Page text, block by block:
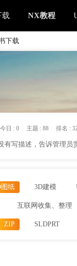
载 NX教程
下载
今日 : 0 主题 : 88 排名 :
有写描述，告诉管理员
纸 3D建模
互联网收集、整理
ZIP SLDPRT